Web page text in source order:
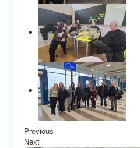
Previous
Next